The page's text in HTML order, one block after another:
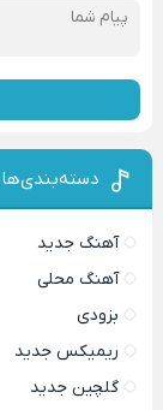
دسته‌بندی‌ها
آهنگ جدید
آهنگ محلی
بزودی
ریمیکس جدید
گلچین جدید